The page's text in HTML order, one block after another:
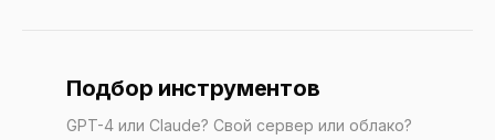
Подбор инструментов
GPT-4 или Claude? Свой сервер или облако?